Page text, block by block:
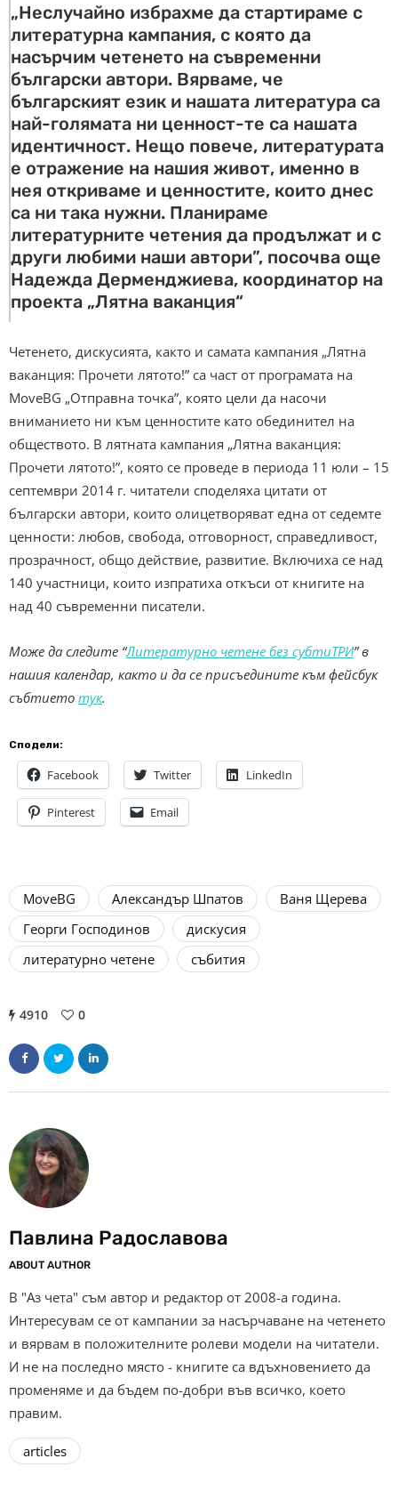
„Неслучайно избрахме да стартираме с
литературна кампания, с която да
насърчим четенето на съвременни
български автори. Вярваме, че
българският език и нашата литература са
най-голямата ни ценност-те са нашата
идентичност. Нещо повече, литературата
е отражение на нашия живот, именно в
нея откриваме и ценностите, които днес
са ни така нужни. Планираме
литературните четения да продължат и с
други любими наши автори”, посочва още
Надежда Дерменджиева, координатор на
проекта „Лятна ваканция“
Четенето, дискусията, както и самата кампания „Лятна
ваканция: Прочети лятото!” са част от програмата на
MoveBG „Отправна точка”, която цели да насочи
вниманието ни към ценностите като обединител на
обществото. В лятната кампания „Лятна ваканция:
Прочети лятото!”, която се проведе в периода 11 юли – 15
септември 2014 г. читатели споделяха цитати от
български автори, които олицетворяват една от седемте
ценности: любов, свобода, отговорност, справедливост,
прозрачност, общо действие, развитие. Включиха се над
140 участници, които изпратиха откъси от книгите на
над 40 съвременни писатели.
Може да следите “Литературно четене без субтиТРИ” в
нашия календар, както и да се присъедините към фейсбук
събтието тук.
Сподели:
Facebook Twitter LinkedIn
Pinterest Email
MoveBG Александър Шпатов
Ваня Щерева
Георги Господинов
дискусия
литературно четене
събития
4910 0
Павлина Радославова
ABOUT AUTHOR
В "Аз чета" съм автор и редактор от 2008-а година.
Интересувам се от кампании за насърчаване на четенето
и вярвам в положителните ролеви модели на читатели.
И не на последно място - книгите са вдъхновението да
променяме и да бъдем по-добри във всичко, което
правим.
articles